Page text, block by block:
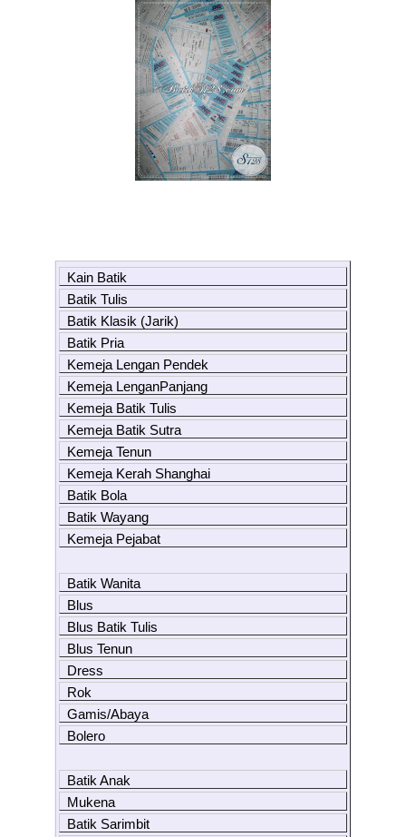
Kain Batik
Batik Tulis
Batik Klasik (Jarik)
Batik Pria
Kemeja Lengan Pendek
Kemeja LenganPanjang
Kemeja Batik Tulis
Kemeja Batik Sutra
Kemeja Tenun
Kemeja Kerah Shanghai
Batik Bola
Batik Wayang
Kemeja Pejabat
Batik Wanita
Blus
Blus Batik Tulis
Blus Tenun
Dress
Rok
Gamis/Abaya
Bolero
Batik Anak
Mukena
Batik Sarimbit